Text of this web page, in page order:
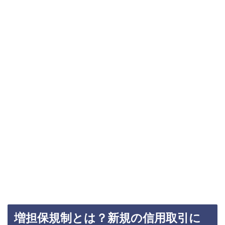
増担保規制とは？新規の信用取引に